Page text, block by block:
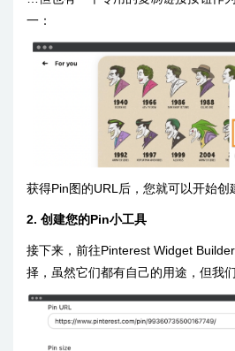
一：
获得Pin图的URL后，您就可以开始创
2. 创建您的Pin小工具
接下来，前往Pinterest Widget
择，虽然它们都有自己的用途，但我